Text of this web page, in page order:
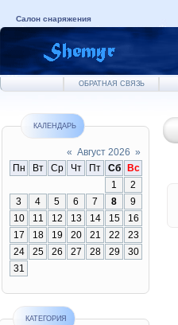
Салон снаряжения
ОБРАТНАЯ СВЯЗЬ
КАЛЕНДАРЬ
« Август 2026 »
Пн
Вт Ср Чт Пт Сб
Вс
1
2
3
4 5 6 7 8
9
10
11 12 13 14 15
16
17
18 19 20 21 22
23
24
25 26 27 28 29
30
31
КАТЕГОРИЯ